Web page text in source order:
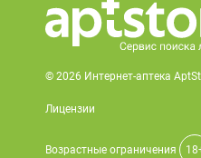
© 2026 Интернет-аптека
Лицензии
Возрастные ограничения